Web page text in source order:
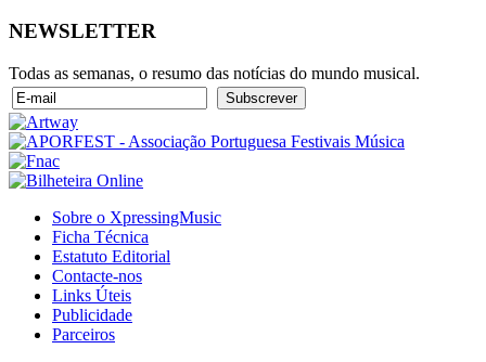
NEWSLETTER
Todas as semanas, o resumo das notícias do mundo musical.
Sobre o XpressingMusic
Ficha Técnica
Estatuto Editorial
Contacte-nos
Links Úteis
Publicidade
Parceiros